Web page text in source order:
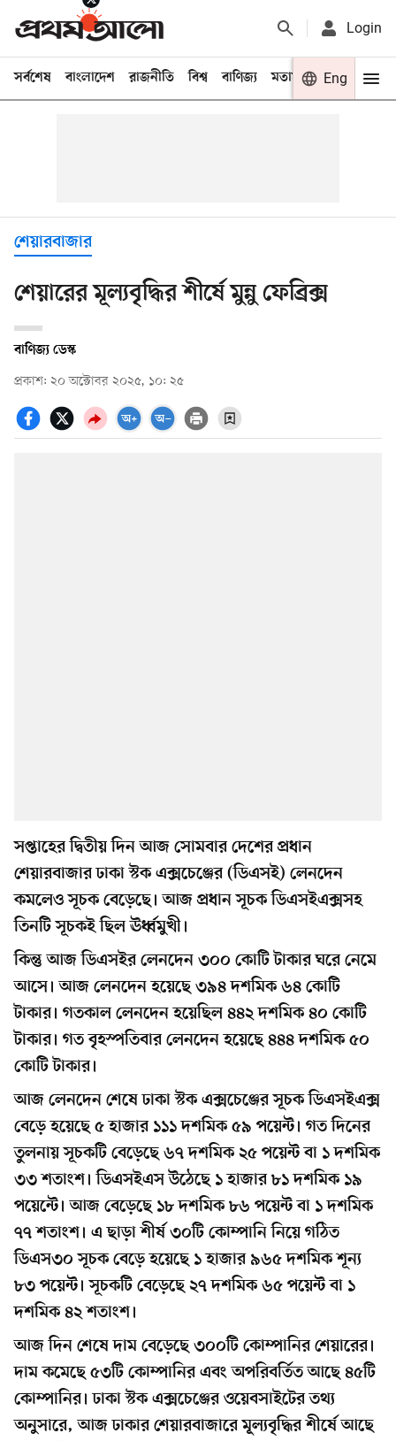
Login
সর্বশেষ বাংলাদেশ রাজনীতি বিশ্ব বাণিজ্য মতামত খেলা
Eng
শেয়ারবাজার
শেয়ারের মূল্যবৃদ্ধির শীর্ষে মুন্নু ফেব্রিক্স
বাণিজ্য ডেস্ক
প্রকাশ: ২০ অক্টোবর ২০২৫, ১০: ২৫
সপ্তাহের দ্বিতীয় দিন আজ সোমবার দেশের প্রধান
শেয়ারবাজার ঢাকা স্টক এক্সচেঞ্জের (ডিএসই) লেনদেন
কমলেও সূচক বেড়েছে। আজ প্রধান সূচক ডিএসইএক্সসহ
তিনটি সূচকই ছিল ঊর্ধ্বমুখী।
কিন্তু আজ ডিএসইর লেনদেন ৩০০ কোটি টাকার ঘরে নেমে
আসে। আজ লেনদেন হয়েছে ৩৯৪ দশমিক ৬৪ কোটি
টাকার। গতকাল লেনদেন হয়েছিল ৪৪২ দশমিক ৪০ কোটি
টাকার। গত বৃহস্পতিবার লেনদেন হয়েছে ৪৪৪ দশমিক ৫০
কোটি টাকার।
আজ লেনদেন শেষে ঢাকা স্টক এক্সচেঞ্জের সূচক ডিএসইএক্স
বেড়ে হয়েছে ৫ হাজার ১১১ দশমিক ৫৯ পয়েন্ট। গত দিনের
তুলনায় সূচকটি বেড়েছে ৬৭ দশমিক ২৫ পয়েন্ট বা ১ দশমিক
৩৩ শতাংশ। ডিএসইএস উঠেছে ১ হাজার ৮১ দশমিক ১৯
পয়েন্টে। আজ বেড়েছে ১৮ দশমিক ৮৬ পয়েন্ট বা ১ দশমিক
৭৭ শতাংশ। এ ছাড়া শীর্ষ ৩০টি কোম্পানি নিয়ে গঠিত
ডিএস৩০ সূচক বেড়ে হয়েছে ১ হাজার ৯৬৫ দশমিক শূন্য
৮৩ পয়েন্ট। সূচকটি বেড়েছে ২৭ দশমিক ৬৫ পয়েন্ট বা ১
দশমিক ৪২ শতাংশ।
আজ দিন শেষে দাম বেড়েছে ৩০০টি কোম্পানির শেয়ারের।
দাম কমেছে ৫৩টি কোম্পানির এবং অপরিবর্তিত আছে ৪৫টি
কোম্পানির। ঢাকা স্টক এক্সচেঞ্জের ওয়েবসাইটের তথ্য
অনুসারে, আজ ঢাকার শেয়ারবাজারে মূল্যবৃদ্ধির শীর্ষে আছে